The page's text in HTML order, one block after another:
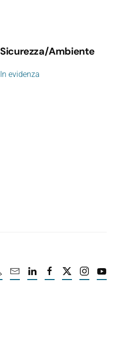
Sicurezza/Ambiente
In evidenza